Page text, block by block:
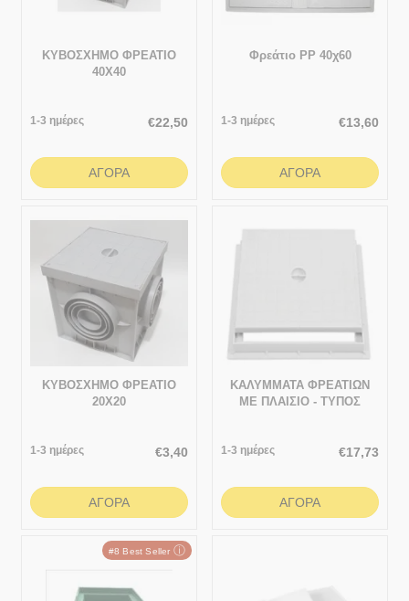
ΚΥΒΟΣΧΗΜΟ ΦΡΕΑΤΙΟ
40Χ40
1-3 ημέρες €22,50
ΑΓΟΡΆ
Φρεάτιο PP 40χ60
1-3 ημέρες €13,60
ΑΓΟΡΆ
ΚΥΒΟΣΧΗΜΟ ΦΡΕΑΤΙΟ
20Χ20
1-3 ημέρες €3,40
ΑΓΟΡΆ
ΚΑΛΥΜΜΑΤΑ ΦΡΕΑΤΙΩΝ
ΜΕ ΠΛΑΙΣΙΟ - ΤΥΠΟΣ
1-3 ημέρες €17,73
ΑΓΟΡΆ
#8 Best Seller ⓘ